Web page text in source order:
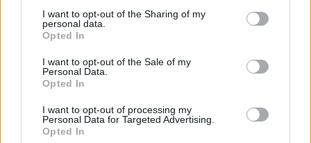
I want to opt-out of the Sharing of my
personal data.
Opted In
I want to opt-out of the Sale of my
Personal Data.
Opted In
I want to opt-out of processing my
Personal Data for Targeted Advertising.
Opted In